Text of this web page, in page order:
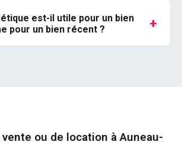
est-il utile pour un bien
pour un bien récent ?
+
ou de location à Auneau-